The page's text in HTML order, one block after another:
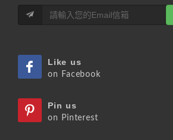
Like us
on Facebook
Pin us
on Pinterest